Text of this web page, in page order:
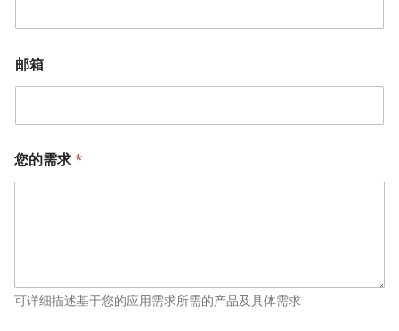
邮箱
您的需求*
可详细描述基于您的应用需求所需的产品及具体需求